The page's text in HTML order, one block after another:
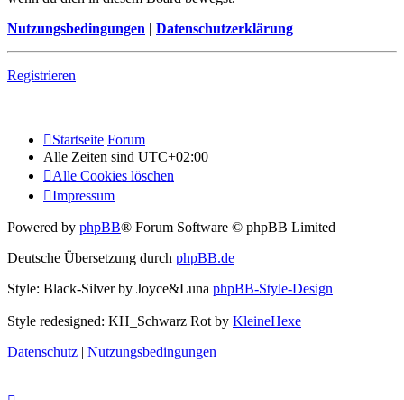
Nutzungsbedingungen | Datenschutzerklärung
Registrieren
Startseite Forum
Alle Zeiten sind UTC+02:00
Alle Cookies löschen
Impressum
Powered by phpBB® Forum Software © phpBB Limited
Deutsche Übersetzung durch phpBB.de
Style: Black-Silver by Joyce&Luna phpBB-Style-Design
Style redesigned: KH_Schwarz Rot by KleineHexe
Datenschutz | Nutzungsbedingungen